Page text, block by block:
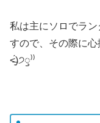
私は主にソロでラ
すので、その際に
˂̶͈́)੭ꠥ⁾⁾